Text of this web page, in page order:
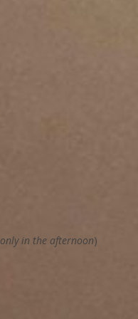
only in the afternoon)